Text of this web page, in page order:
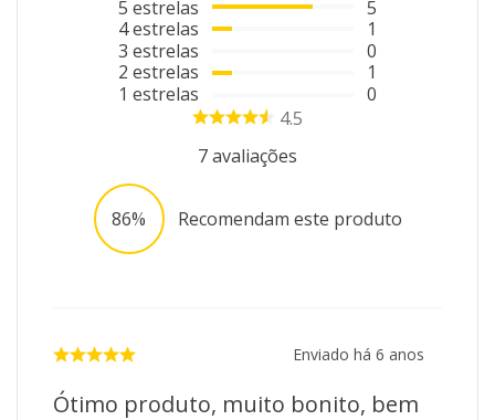
5 estrelas
4estrelas
3 estrelas
2 estrelas
1 estrelas
5
1
0
1
0
4.5
7avaliações
86% Recomendam este produto
Enviado há 6 anos
Ótimo produto, muito bonito, bem